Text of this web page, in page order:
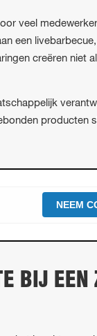
veel
een
creëren niet
producten
NEEM
BIJ EEN